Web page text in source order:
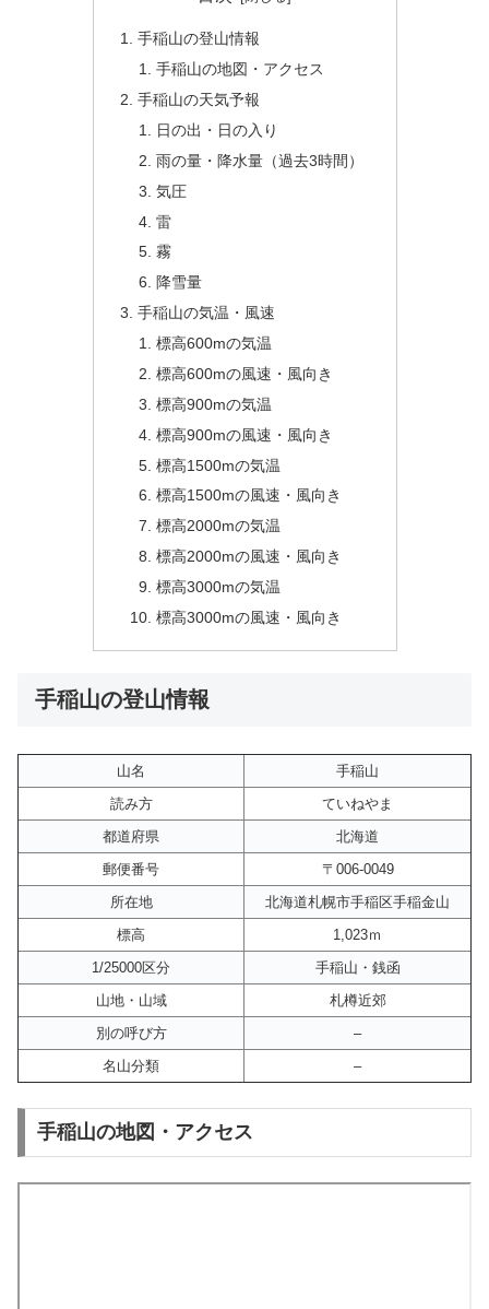
手稲山の登山情報
手稲山の地図・アクセス
手稲山の天気予報
日の出・日の入り
雨の量・降水量（過去3時間）
気圧
雷
霧
降雪量
手稲山の気温・風速
標高600mの気温
標高600mの風速・風向き
標高900mの気温
標高900mの風速・風向き
標高1500mの気温
標高1500mの風速・風向き
標高2000mの気温
標高2000mの風速・風向き
標高3000mの気温
標高3000mの風速・風向き
手稲山の登山情報
山名
手稲山
読み方
ていねやま
都道府県
北海道
郵便番号
〒006-0049
所在地
北海道札幌市手稲区手稲金山
標高
1,023ｍ
1/25000区分
手稲山・銭函
山地・山域
札樽近郊
別の呼び方
–
名山分類
–
手稲山の地図・アクセス